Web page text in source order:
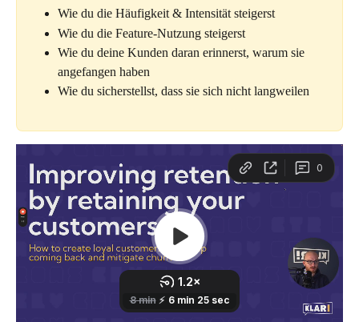
Wie du die Häufigkeit & Intensität steigerst
Wie du die Feature-Nutzung steigerst
Wie du deine Kunden daran erinnerst, warum sie
angefangen haben
Wie du sicherstellst, dass sie sich nicht langweilen